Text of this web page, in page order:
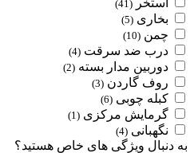
(41)
بخاری (5)
چمن (10)
درب ضد سرقت (4)
دوربین مدار بسته (2)
روف گاردن (3)
کبله چوبی (6)
گرمایش مرکزی (1)
نگهبانی (4)
به دنبال ویژگی های خاص هستید؟